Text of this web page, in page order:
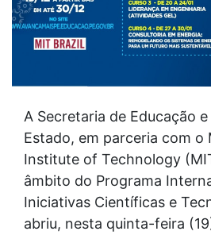
A Secretaria de Educação
Estado, em parceria com o
Institute of Technology
âmbito do Programa
Iniciativas Científicas e
abriu, nesta quinta-feira